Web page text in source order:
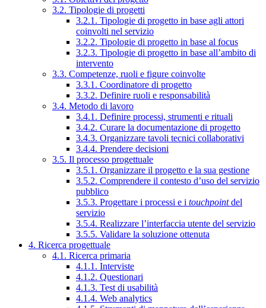
3.2. Tipologie di progetti
3.2.1. Tipologie di progetto in base agli attori
coinvolti nel servizio
3.2.2. Tipologie di progetto in base al focus
3.2.3. Tipologie di progetto in base all’ambito di
intervento
3.3. Competenze, ruoli e figure coinvolte
3.3.1. Coordinatore di progetto
3.3.2. Definire ruoli e responsabilità
3.4. Metodo di lavoro
3.4.1. Definire processi, strumenti e rituali
3.4.2. Curare la documentazione di progetto
3.4.3. Organizzare tavoli tecnici collaborativi
3.4.4. Prendere decisioni
3.5. Il processo progettuale
3.5.1. Organizzare il progetto e la sua gestione
3.5.2. Comprendere il contesto d’uso del servizio
pubblico
3.5.3. Progettare i processi e i touchpointdel
servizio
3.5.4. Realizzare l’interfaccia utente del servizio
3.5.5. Validare la soluzione ottenuta
4. Ricerca progettuale
4.1. Ricerca primaria
4.1.1. Interviste
4.1.2. Questionari
4.1.3. Test di usabilità
4.1.4. Web analytics